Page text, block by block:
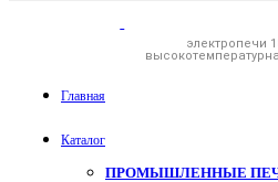
электропечи
Главная
Каталог
ПРОМЫШЛЕННЫЕ